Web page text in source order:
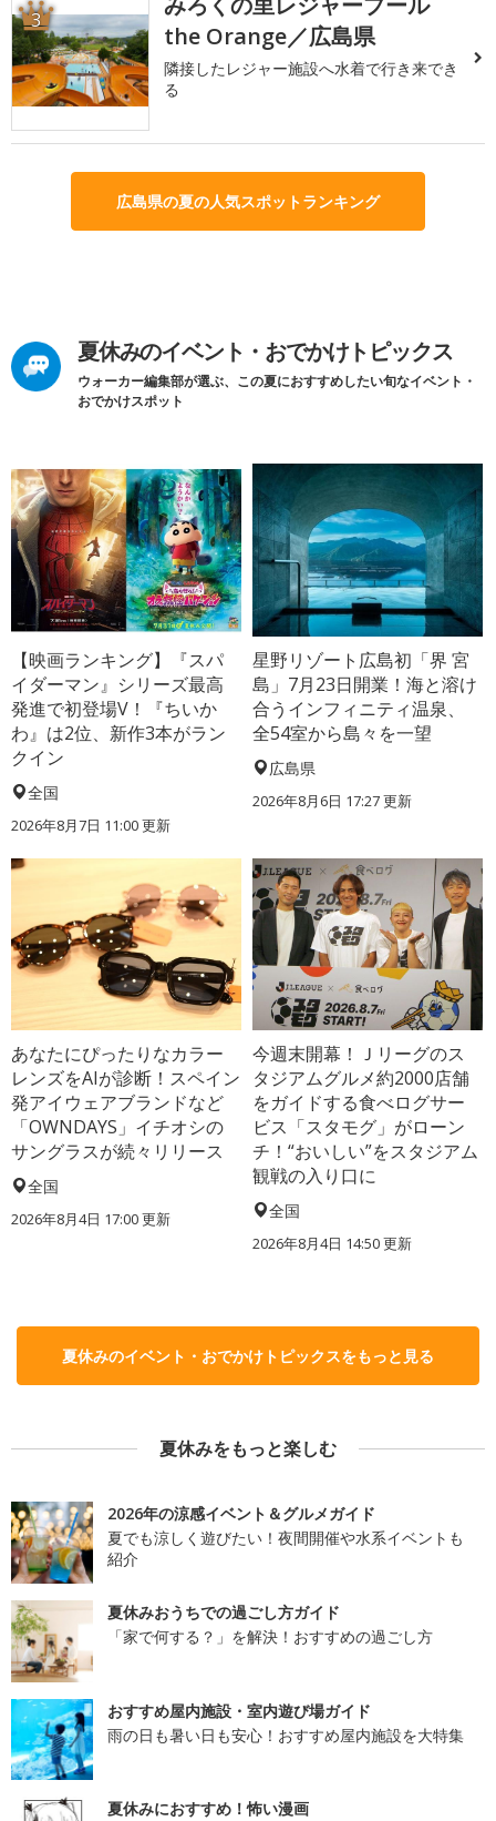
3
the Orange／広島県
隣接したレジャー施設へ水着で行き来でき
る
広島県の夏の人気スポットランキング
夏休みのイベント・おでかけトピックス
ウォーカー編集部が選ぶ、この夏におすすめしたい旬なイベント・
おでかけスポット
【映画ランキング】『スパ
イダーマン』シリーズ最高
発進で初登場V！『ちいか
わ』は2位、新作3本がラン
クイン
全国
2026年8月7日 11:00更新
星野リゾート広島初「界 宮
島」7月23日開業！海と溶け
合うインフィニティ温泉、
全54室から島々を一望
広島県
2026年8月6日 17:27更新
あなたにぴったりなカラー
レンズをAIが診断！スペイン
発アイウェアブランドなど
「OWNDAYS」イチオシの
サングラスが続々リリース
全国
2026年8月4日 17:00更新
今週末開幕！Ｊリーグのス
タジアムグルメ約2000店舗
をガイドする食べログサー
ビス「スタモグ」がローン
チ！“おいしい”をスタジアム
観戦の入り口に
全国
2026年8月4日 14:50更新
夏休みのイベント・おでかけトピックスをもっと見る
夏休みをもっと楽しむ
2026年の涼感イベント＆グルメガイド
夏でも涼しく遊びたい！夜間開催や水系イベントも
紹介
夏休みおうちでの過ごし方ガイド
「家で何する？」を解決！おすすめの過ごし方
おすすめ屋内施設・室内遊び場ガイド
雨の日も暑い日も安心！おすすめ屋内施設を大特集
夏休みにおすすめ！怖い漫画